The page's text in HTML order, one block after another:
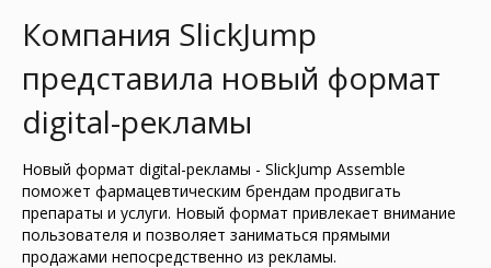
Компания SlickJump
представила новый формат
digital-рекламы
Новый формат digital-рекламы - SlickJump Assemble
поможет фармацевтическим брендам продвигать
препараты и услуги. Новый формат привлекает внимание
пользователя и позволяет заниматься прямыми
продажами непосредственно из рекламы.